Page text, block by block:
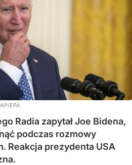
EPA
Radia zapytał Joe Bidena,
podczas rozmowy
Reakcja prezydenta USA